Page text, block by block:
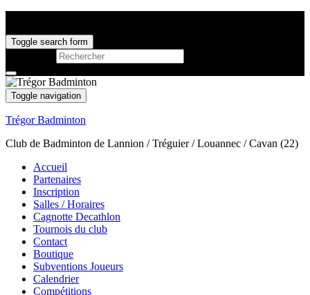
Toggle search form
Toggle navigation
Trégor Badminton
Club de Badminton de Lannion / Tréguier / Louannec / Cavan (22)
Accueil
Partenaires
Inscription
Salles / Horaires
Cagnotte Decathlon
Tournois du club
Contact
Boutique
Subventions Joueurs
Calendrier
Compétitions